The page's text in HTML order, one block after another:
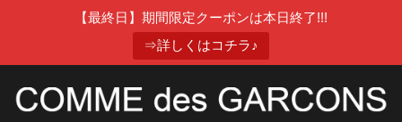
【最終日】期間限定クーポンは本日終了!!!
⇒詳しくはコチラ♪